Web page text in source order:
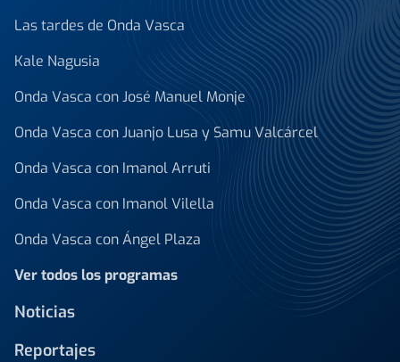
Las tardes de Onda Vasca
Kale Nagusia
Onda Vasca con José Manuel Monje
Onda Vasca con Juanjo Lusa y Samu Valcárcel
Onda Vasca con Imanol Arruti
Onda Vasca con Imanol Vilella
Onda Vasca con Ángel Plaza
Ver todos los programas
Noticias
Reportajes